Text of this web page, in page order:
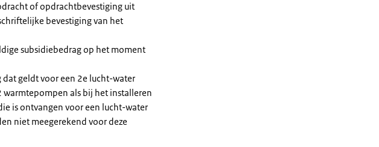
of opdrachtbevestiging uit
bevestiging van het
subsidiebedrag op het moment
dat geldt voor een 2e lucht-water
als bij het installeren
is ontvangen voor een lucht-water
niet meegerekend voor deze